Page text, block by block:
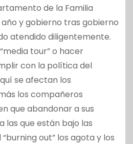
de la Familia
y gobierno tras gobierno
atendido diligentemente.
tour” o hacer
con la política del
se afectan los
los compañeros
que abandonar a sus
las que están bajo las
out” los agota y los